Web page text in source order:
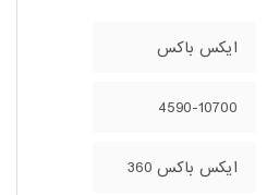
ایکس‌ باکس
4590-10700
ایکس باکس 360